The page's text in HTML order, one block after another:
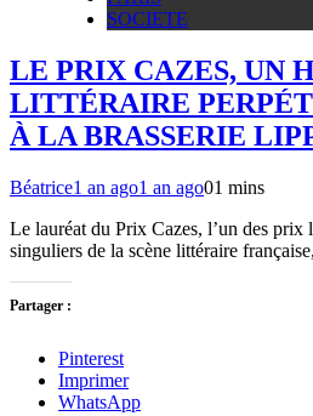
SOCIETE
LE PRIX CAZES, UN
LITTÉRAIRE
À LA BRASSERIE
Béatrice1 an ago1 an ago01 mins
Le lauréat du Prix Cazes, l’un des prix
singuliers de la scène littéraire
Partager :
Pinterest
Imprimer
WhatsApp